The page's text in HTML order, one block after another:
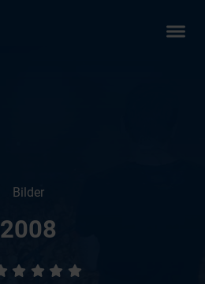
Bilder
2008